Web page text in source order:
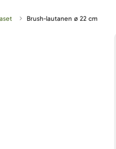
Brush-lautanen ø 22 cm